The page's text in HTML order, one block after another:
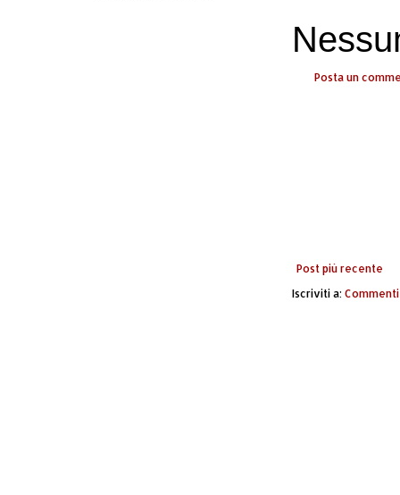
Posta un
Post più recente
Iscriviti a: